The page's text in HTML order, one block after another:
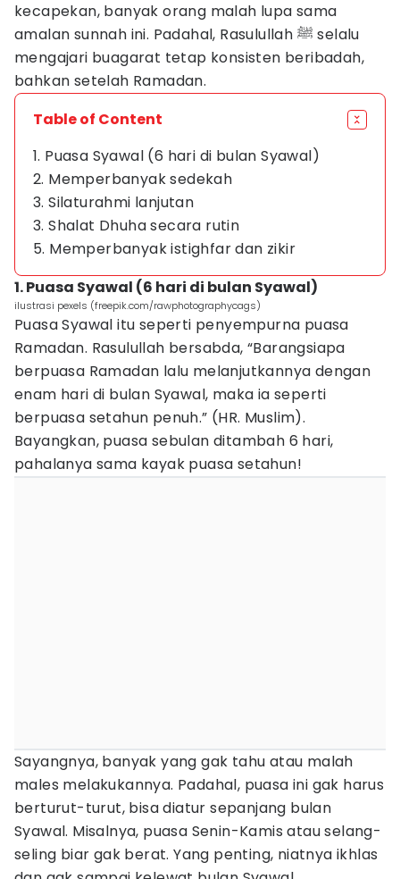
kecapekan, banyak orang malah lupa sama
amalan sunnah ini. Padahal, Rasulullah ﷺ selalu
mengajari buagarat tetap konsisten beribadah,
bahkan setelah Ramadan.
Table of Content
1. Puasa Syawal (6 hari di bulan Syawal)
2. Memperbanyak sedekah
3. Silaturahmi lanjutan
3. Shalat Dhuha secara rutin
5. Memperbanyak istighfar dan zikir
1. Puasa Syawal (6 hari di bulan Syawal)
ilustrasi pexels (freepik.com/rawphotographycags)
Puasa Syawal itu seperti penyempurna puasa
Ramadan. Rasulullah bersabda, “Barangsiapa
berpuasa Ramadan lalu melanjutkannya dengan
enam hari di bulan Syawal, maka ia seperti
berpuasa setahun penuh.” (HR. Muslim).
Bayangkan, puasa sebulan ditambah 6 hari,
pahalanya sama kayak puasa setahun!
Sayangnya, banyak yang gak tahu atau malah
males melakukannya. Padahal, puasa ini gak harus
berturut-turut, bisa diatur sepanjang bulan
Syawal. Misalnya, puasa Senin-Kamis atau selang-
seling biar gak berat. Yang penting, niatnya ikhlas